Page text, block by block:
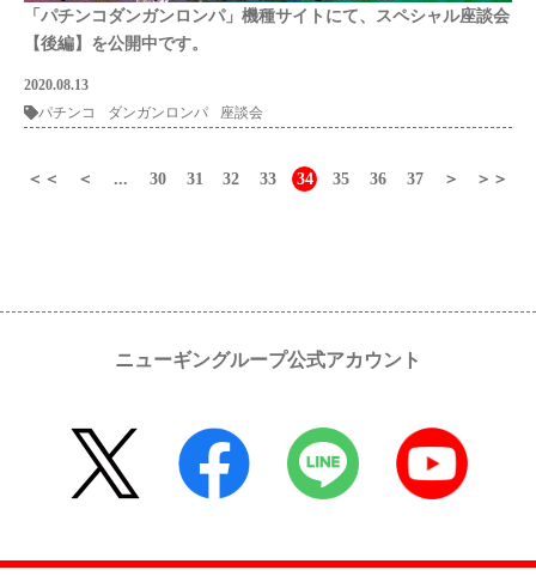
「パチンコダンガンロンパ」機種サイトにて、スペシャル座談会
【後編】を公開中です。
2020.08.13
パチンコ
ダンガンロンパ 座談会
＜＜ ＜ ... 30 31 32 33 34 35 36 37 ＞ ＞＞
ニューギングループ公式アカウント